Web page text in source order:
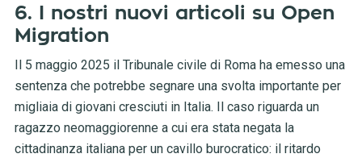
6. I nostri nuovi articoli su Open
Migration
Il 5 maggio 2025 il Tribunale civile di Roma ha emesso una
sentenza che potrebbe segnare una svolta importante per
migliaia di giovani cresciuti in Italia. Il caso riguarda un
ragazzo neomaggiorenne a cui era stata negata la
cittadinanza italiana per un cavillo burocratico: il ritardo